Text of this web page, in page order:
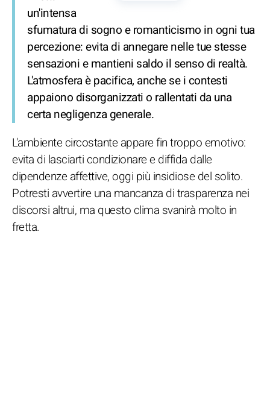
un'intensa
sfumatura di sogno e romanticismo in ogni tua
percezione: evita di annegare nelle tue stesse
sensazioni e mantieni saldo il senso di realtà.
L'atmosfera è pacifica, anche se i contesti
appaiono disorganizzati o rallentati da una
certa negligenza generale.
L'ambiente circostante appare fin troppo emotivo:
evita di lasciarti condizionare e diffida dalle
dipendenze affettive, oggi più insidiose del solito.
Potresti avvertire una mancanza di trasparenza nei
discorsi altrui, ma questo clima svanirà molto in
fretta.